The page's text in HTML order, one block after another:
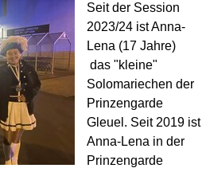
Seit der Session
2023/24 ist Anna-
Lena (17 Jahre)
das "kleine"
Solomariechen der
Prinzengarde
Gleuel. Seit 2019 ist
Anna-Lena in der
Prinzengarde